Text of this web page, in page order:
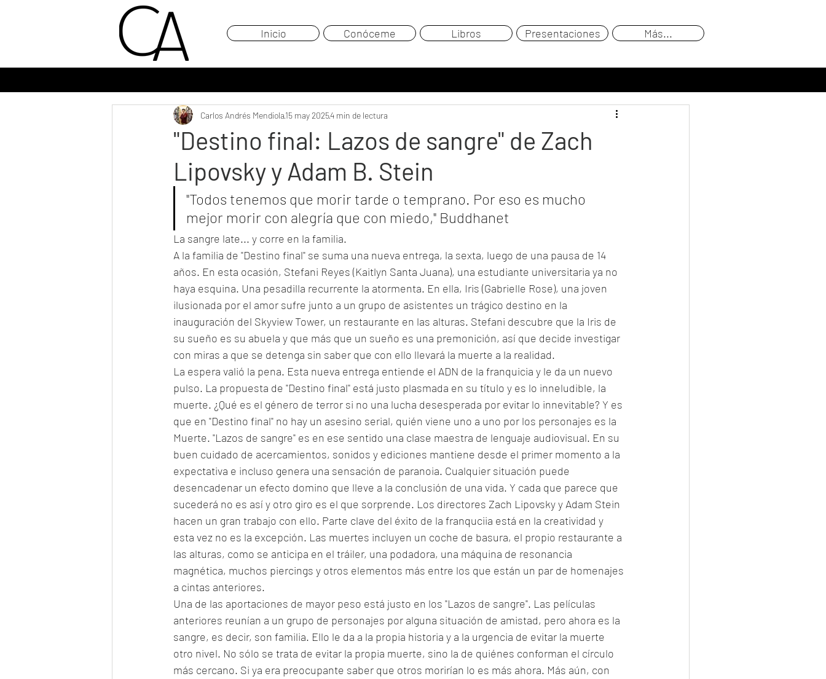
Inicio Conóceme Libros Presentaciones Más...
"Destino final: Lazos de sangre" de Zach
Lipovsky y Adam B. Stein
Carlos Andrés Mendiola15 may 20254 min de lectura
"Todos tenemos que morir tarde o temprano. Por eso es mucho
mejor morir con alegría que con miedo," Buddhanet
La sangre late... y corre en la familia.
A la familia de "Destino final" se suma una nueva entrega, la sexta, luego de una pausa de 14
años. En esta ocasión, Stefani Reyes (Kaitlyn Santa Juana), una estudiante universitaria ya no
haya esquina. Una pesadilla recurrente la atormenta. En ella, Iris (Gabrielle Rose), una joven
ilusionada por el amor sufre junto a un grupo de asistentes un trágico destino en la
inauguración del Skyview Tower, un restaurante en las alturas. Stefani descubre que la Iris de
su sueño es su abuela y que más que un sueño es una premonición, así que decide investigar
con miras a que se detenga sin saber que con ello llevará la muerte a la realidad.
La espera valió la pena. Esta nueva entrega entiende el ADN de la franquicia y le da un nuevo
pulso. La propuesta de "Destino final" está justo plasmada en su título y es lo inneludible, la
muerte. ¿Qué es el género de terror si no una lucha desesperada por evitar lo innevitable? Y es
que en "Destino final" no hay un asesino serial, quién viene uno a uno por los personajes es la
Muerte. "Lazos de sangre" es en ese sentido una clase maestra de lenguaje audiovisual. En su
buen cuidado de acercamientos, sonidos y ediciones mantiene desde el primer momento a la
expectativa e incluso genera una sensación de paranoia. Cualquier situación puede
desencadenar un efecto domino que lleve a la conclusión de una vida. Y cada que parece que
sucederá no es así y otro giro es el que sorprende. Los directores Zach Lipovsky y Adam Stein
hacen un gran trabajo con ello. Parte clave del éxito de la franquciia está en la creatividad y
esta vez no es la excepción. Las muertes incluyen un coche de basura, el propio restaurante a
las alturas, como se anticipa en el tráiler, una podadora, una máquina de resonancia
magnética, muchos piercings y otros elementos más entre los que están un par de homenajes
a cintas anteriores.
Una de las aportaciones de mayor peso está justo en los "Lazos de sangre". Las películas
anteriores reunían a un grupo de personajes por alguna situación de amistad, pero ahora es la
sangre, es decir, son familia. Ello le da a la propia historia y a la urgencia de evitar la muerte
otro nivel. No sólo se trata de evitar la propia muerte, sino la de quiénes conforman el círculo
más cercano. Si ya era preocupante saber que otros morirían lo es más ahora. Más aún, con